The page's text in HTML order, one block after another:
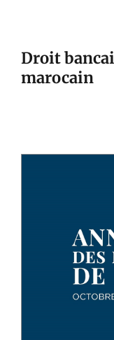
Droit
marocain